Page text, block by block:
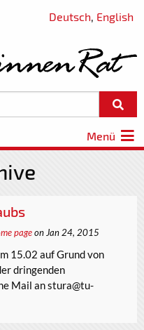
Deutsch, English
Menü
pageon Jan 24, 2015
15.02 auf Grund von
dringenden
Mail an stura@tu-